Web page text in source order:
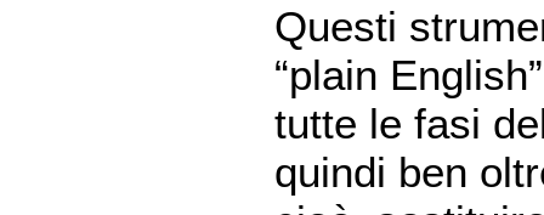
Questi
“plain
tutte le fasi
quindi ben